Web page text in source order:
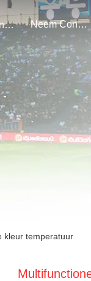
Evenementen Neem Contact Met Ons Op
kleur temperatuur